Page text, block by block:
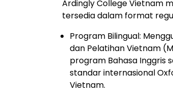
Ardingly College Vietnam
tersedia dalam format
Program Bilingual:
dan Pelatihan Vietnam
program Bahasa Inggris
standar internasional
Vietnam.